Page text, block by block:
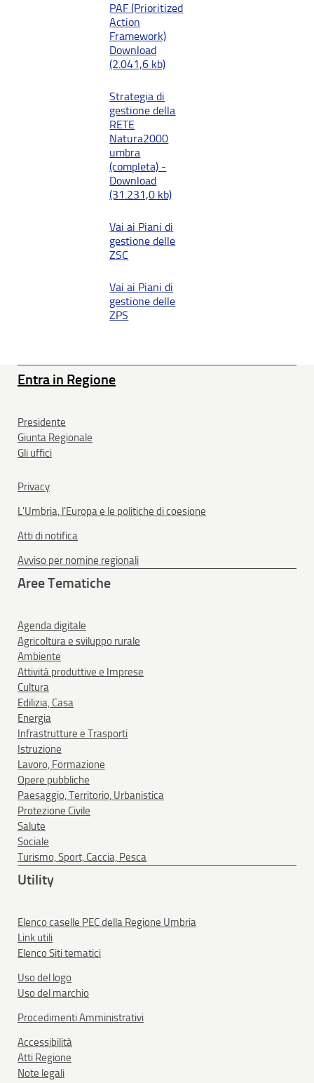
PAF (Prioritized
Action
Framework)
Download
(2.041,6 kb)
Strategia di
gestione della
RETE
Natura2000
umbra
(completa) -
Download
(31.231,0 kb)
Vai ai Piani di
gestione delle
ZSC
Vai ai Piani di
gestione delle
ZPS
Entra in Regione
Presidente
Giunta Regionale
Gli uffici
Privacy
L'Umbria, l'Europa e le politiche di coesione
Atti di notifica
Avviso per nomine regionali
Aree Tematiche
Agenda digitale
Agricoltura e sviluppo rurale
Ambiente
Attività produttive e Imprese
Cultura
Edilizia, Casa
Energia
Infrastrutture e Trasporti
Istruzione
Lavoro, Formazione
Opere pubbliche
Paesaggio, Territorio, Urbanistica
Protezione Civile
Salute
Sociale
Turismo, Sport, Caccia, Pesca
Utility
Elenco caselle PEC della Regione Umbria
Link utili
Elenco Siti tematici
Uso del logo
Uso del marchio
Procedimenti Amministrativi
Accessibilità
Atti Regione
Note legali